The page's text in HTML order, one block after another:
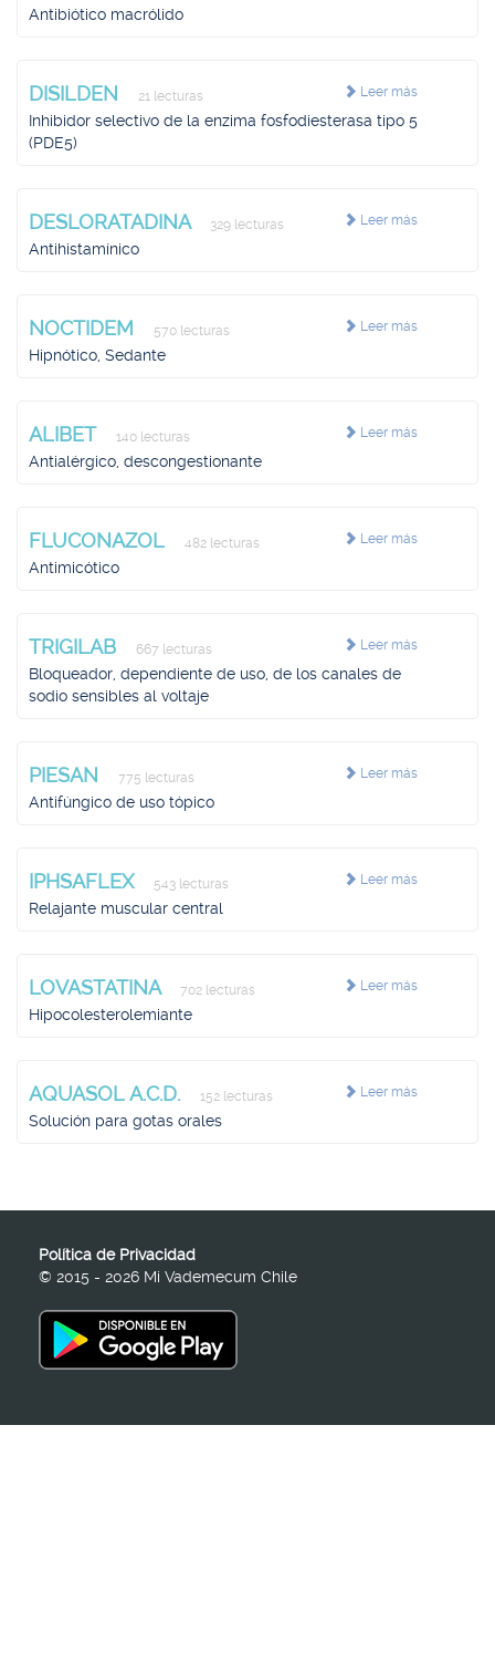
Antibiótico macrólido
Leer más
DISILDEN 21 lecturas
Inhibidor selectivo de la enzima fosfodiesterasa tipo 5
(PDE5)
Leer más
DESLORATADINA 329 lecturas
Antihistamínico
Leer más
NOCTIDEM 570 lecturas
Hipnótico, Sedante
Leer más
ALIBET 140 lecturas
Antialérgico, descongestionante
Leer más
FLUCONAZOL 482 lecturas
Antimicótico
Leer más
TRIGILAB 667 lecturas
Bloqueador, dependiente de uso, de los canales de
sodio sensibles al voltaje
Leer más
PIESAN 775 lecturas
Antifúngico de uso tópico
Leer más
IPHSAFLEX 543 lecturas
Relajante muscular central
Leer más
LOVASTATINA 702 lecturas
Hipocolesterolemiante
Leer más
AQUASOL A.C.D. 152 lecturas
Solución para gotas orales
Política de Privacidad
© 2015 - 2026 Mi Vademecum Chile